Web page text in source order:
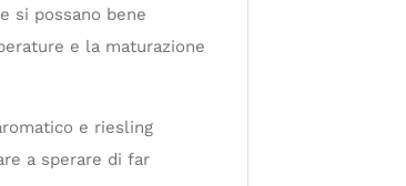
si possano bene
e la maturazione
e riesling
a sperare di far